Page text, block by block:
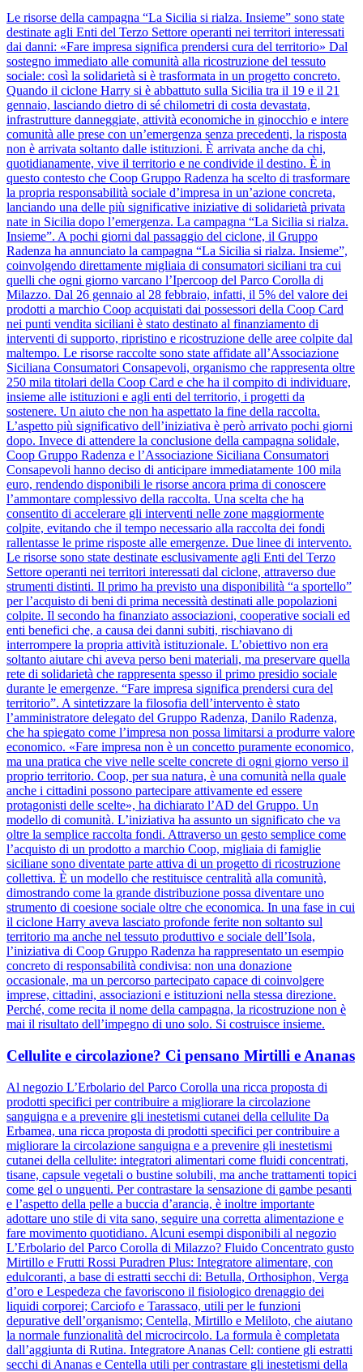
Le risorse della campagna “La Sicilia si rialza. Insieme” sono state
destinate agli Enti del Terzo Settore operanti nei territori interessati
dai danni: «Fare impresa significa prendersi cura del territorio» Dal
sostegno immediato alle comunità alla ricostruzione del tessuto
sociale: così la solidarietà si è trasformata in un progetto concreto.
Quando il ciclone Harry si è abbattuto sulla Sicilia tra il 19 e il 21
gennaio, lasciando dietro di sé chilometri di costa devastata,
infrastrutture danneggiate, attività economiche in ginocchio e intere
comunità alle prese con un’emergenza senza precedenti, la risposta
non è arrivata soltanto dalle istituzioni. È arrivata anche da chi,
quotidianamente, vive il territorio e ne condivide il destino. È in
questo contesto che Coop Gruppo Radenza ha scelto di trasformare
la propria responsabilità sociale d’impresa in un’azione concreta,
lanciando una delle più significative iniziative di solidarietà privata
nate in Sicilia dopo l’emergenza. La campagna “La Sicilia si rialza.
Insieme”. A pochi giorni dal passaggio del ciclone, il Gruppo
Radenza ha annunciato la campagna “La Sicilia si rialza. Insieme”,
coinvolgendo direttamente migliaia di consumatori siciliani tra cui
quelli che ogni giorno varcano l’Ipercoop del Parco Corolla di
Milazzo. Dal 26 gennaio al 28 febbraio, infatti, il 5% del valore dei
prodotti a marchio Coop acquistati dai possessori della Coop Card
nei punti vendita siciliani è stato destinato al finanziamento di
interventi di supporto, ripristino e ricostruzione delle aree colpite dal
maltempo. Le risorse raccolte sono state affidate all’Associazione
Siciliana Consumatori Consapevoli, organismo che rappresenta oltre
250 mila titolari della Coop Card e che ha il compito di individuare,
insieme alle istituzioni e agli enti del territorio, i progetti da
sostenere. Un aiuto che non ha aspettato la fine della raccolta.
L’aspetto più significativo dell’iniziativa è però arrivato pochi giorni
dopo. Invece di attendere la conclusione della campagna solidale,
Coop Gruppo Radenza e l’Associazione Siciliana Consumatori
Consapevoli hanno deciso di anticipare immediatamente 100 mila
euro, rendendo disponibili le risorse ancora prima di conoscere
l’ammontare complessivo della raccolta. Una scelta che ha
consentito di accelerare gli interventi nelle zone maggiormente
colpite, evitando che il tempo necessario alla raccolta dei fondi
rallentasse le prime risposte alle emergenze. Due linee di intervento.
Le risorse sono state destinate esclusivamente agli Enti del Terzo
Settore operanti nei territori interessati dal ciclone, attraverso due
strumenti distinti. Il primo ha previsto una disponibilità “a sportello”
per l’acquisto di beni di prima necessità destinati alle popolazioni
colpite. Il secondo ha finanziato associazioni, cooperative sociali ed
enti benefici che, a causa dei danni subiti, rischiavano di
interrompere la propria attività istituzionale. L’obiettivo non era
soltanto aiutare chi aveva perso beni materiali, ma preservare quella
rete di solidarietà che rappresenta spesso il primo presidio sociale
durante le emergenze. “Fare impresa significa prendersi cura del
territorio”. A sintetizzare la filosofia dell’intervento è stato
l’amministratore delegato del Gruppo Radenza, Danilo Radenza,
che ha spiegato come l’impresa non possa limitarsi a produrre valore
economico. «Fare impresa non è un concetto puramente economico,
ma una pratica che vive nelle scelte concrete di ogni giorno verso il
proprio territorio. Coop, per sua natura, è una comunità nella quale
anche i cittadini possono partecipare attivamente ed essere
protagonisti delle scelte», ha dichiarato l’AD del Gruppo. Un
modello di comunità. L’iniziativa ha assunto un significato che va
oltre la semplice raccolta fondi. Attraverso un gesto semplice come
l’acquisto di un prodotto a marchio Coop, migliaia di famiglie
siciliane sono diventate parte attiva di un progetto di ricostruzione
collettiva. È un modello che restituisce centralità alla comunità,
dimostrando come la grande distribuzione possa diventare uno
strumento di coesione sociale oltre che economica. In una fase in cui
il ciclone Harry aveva lasciato profonde ferite non soltanto sul
territorio ma anche nel tessuto produttivo e sociale dell’Isola,
l’iniziativa di Coop Gruppo Radenza ha rappresentato un esempio
concreto di responsabilità condivisa: non una donazione
occasionale, ma un percorso partecipato capace di coinvolgere
imprese, cittadini, associazioni e istituzioni nella stessa direzione.
Perché, come recita il nome della campagna, la ricostruzione non è
mai il risultato dell’impegno di uno solo. Si costruisce insieme.
Cellulite e circolazione? Ci pensano Mirtilli e Ananas
Al negozio L’Erbolario del Parco Corolla una ricca proposta di
prodotti specifici per contribuire a migliorare la circolazione
sanguigna e a prevenire gli inestetismi cutanei della cellulite Da
Erbamea, una ricca proposta di prodotti specifici per contribuire a
migliorare la circolazione sanguigna e a prevenire gli inestetismi
cutanei della cellulite: integratori alimentari come fluidi concentrati,
tisane, capsule vegetali o bustine solubili, ma anche trattamenti topici
come gel o unguenti. Per contrastare la sensazione di gambe pesanti
e l’aspetto della pelle a buccia d’arancia, è inoltre importante
adottare uno stile di vita sano, seguire una corretta alimentazione e
fare movimento quotidiano. Alcuni esempi disponibili al negozio
L’Erbolario del Parco Corolla di Milazzo? Fluido Concentrato gusto
Mirtillo e Frutti Rossi Puradren Plus: Integratore alimentare, con
edulcoranti, a base di estratti secchi di: Betulla, Orthosiphon, Verga
d’oro e Lespedeza che favoriscono il fisiologico drenaggio dei
liquidi corporei; Carciofo e Tarassaco, utili per le funzioni
depurative dell’organismo; Centella, Mirtillo e Meliloto, che aiutano
la normale funzionalità del microcircolo. La formula è completata
dall’aggiunta di Rutina. Integratore Ananas Cell: contiene gli estratti
secchi di Ananas e Centella utili per contrastare gli inestetismi della